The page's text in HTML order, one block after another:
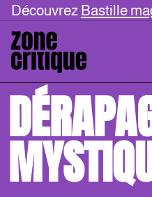
Découvrez Bastille